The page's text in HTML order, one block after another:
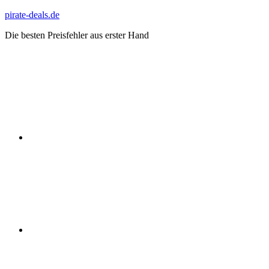
Zum
springen
pirate-deals.de
Die besten Preisfehler aus erster Hand